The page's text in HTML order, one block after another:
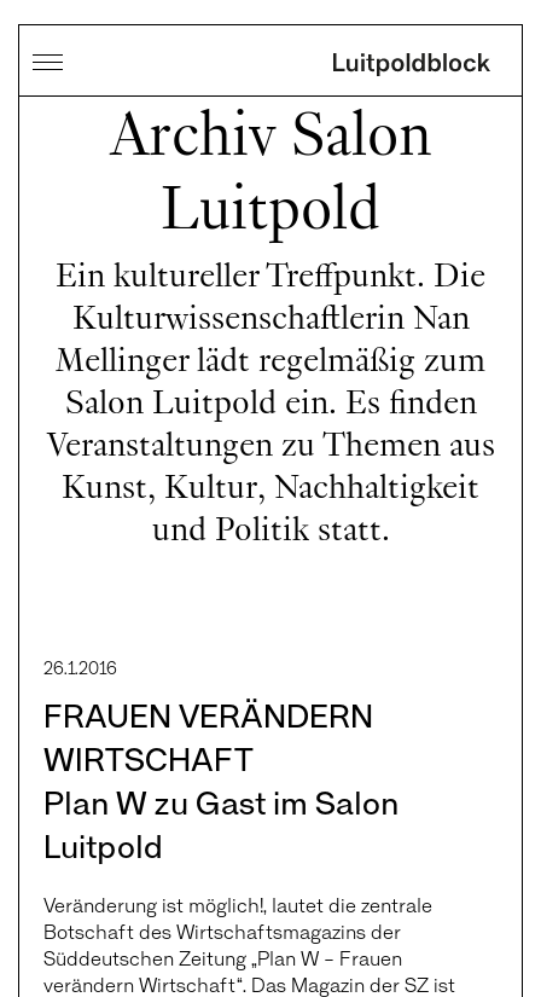
Archiv Salon
Luitpold
Ein kultureller Treffpunkt. Die
Kulturwissenschaftlerin Nan
Mellinger lädt regelmäßig zum
Salon Luitpold ein. Es finden
Veranstaltungen zu Themen aus
Kunst, Kultur, Nachhaltigkeit
und Politik statt.
26.1.2016
FRAUEN VERÄNDERN
WIRTSCHAFT
Plan W zu Gast im Salon
Luitpold
Veränderung ist möglich!, lautet die zentrale
Botschaft des Wirtschaftsmagazins der
Süddeutschen Zeitung „Plan W – Frauen
verändern Wirtschaft“. Das Magazin der SZ ist